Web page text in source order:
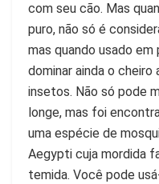
com seu cão. Mas
puro, não só é
mas quando usado em
dominar ainda o cheiro
insetos. Não só pode
longe, mas foi
uma espécie de
Aegypti cuja mordida
temida. Você pode